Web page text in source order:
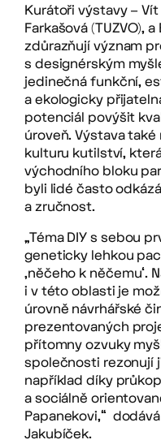
Kurátoři výstavy – Vít
Farkašová (TUZVO),
zdůrazňují význam
s designérským
jedinečná funkční,
a ekologicky
potenciál povýšit
úroveň. Výstava
kulturu kutilství,
východního bloku
byli lidé často
a zručnost.
„Téma DIY s sebou
geneticky lehkou
‚něčeho k něčemu‘.
i v této oblasti je
úrovně návrhářské
prezentovaných
přítomny ozvuky
společnosti rezonují
například díky
a sociálně
Papanekovi,“
Jakubíček.